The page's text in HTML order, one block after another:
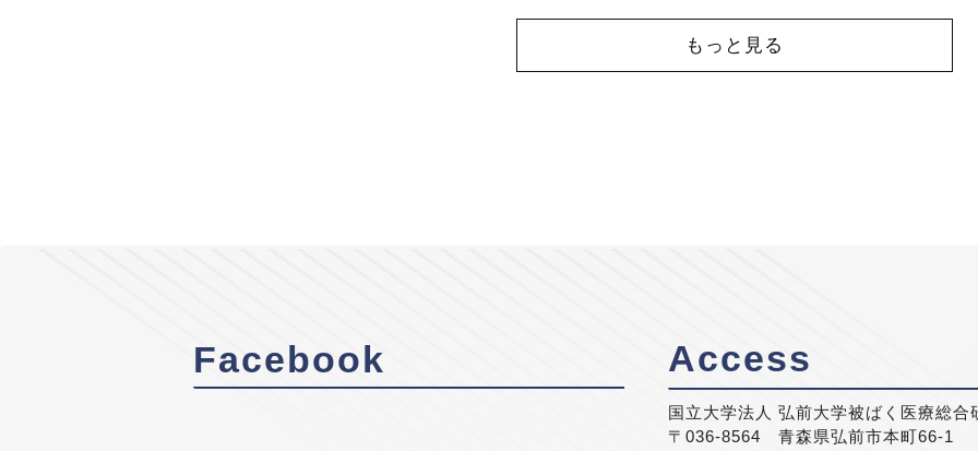
もっと見る
Facebook Access
国立大学法人 弘前大学被ばく医療総合
〒036-8564 青森県弘前市本町66-1